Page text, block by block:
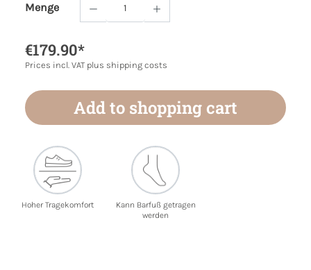
Menge
Product Quantity: Enter the desired
€179.90*
Prices incl. VAT plus shipping costs
Add to shopping cart
Hoher Tragekomfort
Kann Barfuß getragen
werden